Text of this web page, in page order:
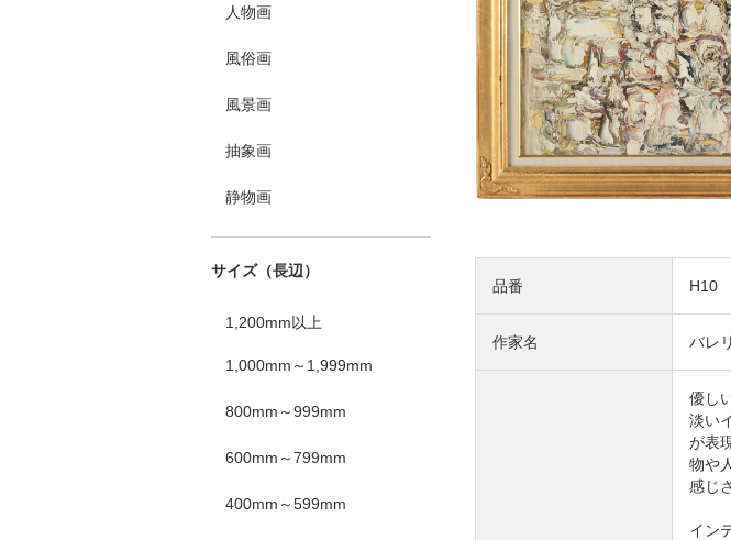
品番 H10
作家名 バレ
優し
淡い
が表
物や
感じ
イン
人物画
風俗画
風景画
抽象画
静物画
サイズ（長辺）
1,200mm以上
1,000mm～1,999mm
800mm～999mm
600mm～799mm
400mm～599mm